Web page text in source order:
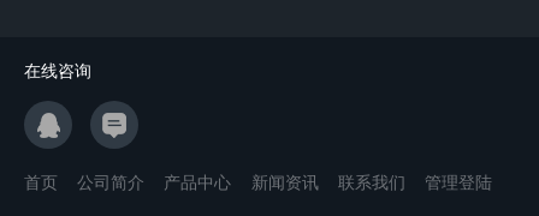
在线咨询
首页 公司简介 产品中心 新闻资讯 联系我们 管理登陆